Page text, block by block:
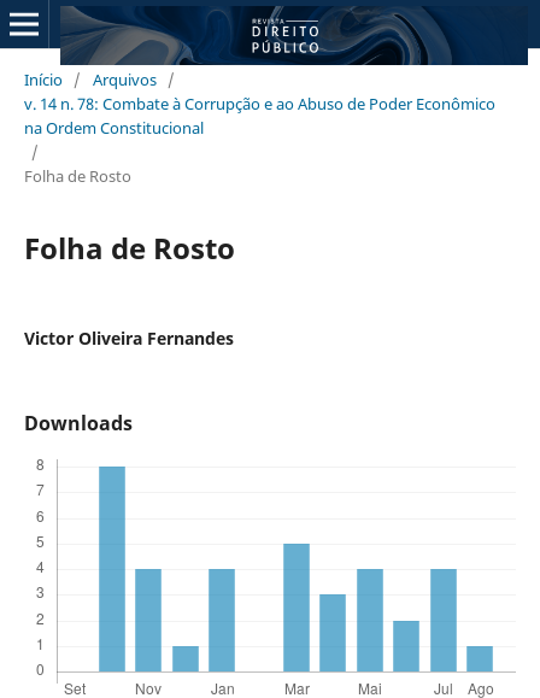
Início / Arquivos /
v. 14 n. 78: Combate à Corrupção e ao Abuso de Poder Econômico
na Ordem Constitucional
/
Folha de Rosto
Folha de Rosto
Victor Oliveira Fernandes
Downloads